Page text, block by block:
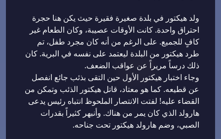
ولد هيكتور في بلدة صغيرة فقيرة حيث يكن هنا حجرة
احتراق واحدة. كانت الأوقات عصيبة، وكان الطعام غير
كافٍ للجميع. على الرغم من أنه كان مجرد طفل، تم
طرد هيكتور من البلدة ليعتمد على نفسه في البرية. كان
ذلك درساً مريراً عن عواقب الضعف.
وجاء اختبار هيكتور الأول حين التقى بذئب جائع انفصل
عن قطيعه. كما هو معتاد، قاتل هيكتور الذئب وتمكن من
القضاء عليه! لفتت الانتصار الملحوظ انتباه رئيس يدعى
هارولد الذي كان يمر من هناك. وأنبهر كثيراً بقدرات
الصبي، وضم هارولد هيكتور تحت جناحه.